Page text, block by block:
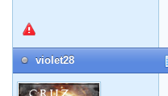
violet28